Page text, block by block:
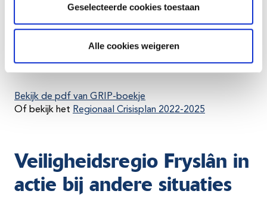
Geselecteerde cookies toestaan
Alle cookies weigeren
compacte informatie over de structuur en processen
bedoeld als handig naslagwerk voor crisisfunctionarissen
én als infoboekje voor iedereen die nieuwsgierig is naar
Bekijk de pdf van GRIP-boekje
Of bekijk het Regionaal Crisisplan 2022-2025
Veiligheidsregio Fryslân in
actie bij andere situaties